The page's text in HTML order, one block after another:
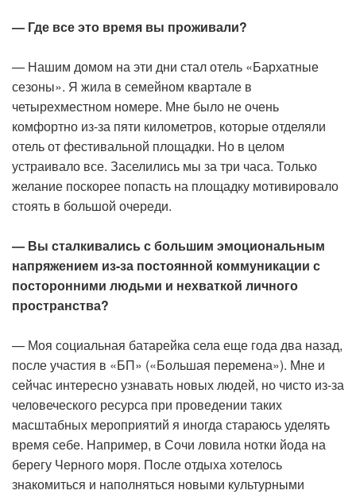
— Где все это время вы проживали?
— Нашим домом на эти дни стал отель «Бархатные
сезоны». Я жила в семейном квартале в
четырехместном номере. Мне было не очень
комфортно из-за пяти километров, которые отделяли
отель от фестивальной площадки. Но в целом
устраивало все. Заселились мы за три часа. Только
желание поскорее попасть на площадку мотивировало
стоять в большой очереди.
— Вы сталкивались с большим эмоциональным
напряжением из-за постоянной коммуникации с
посторонними людьми и нехваткой личного
пространства?
— Моя социальная батарейка села еще года два назад,
после участия в «БП» («Большая перемена»). Мне и
сейчас интересно узнавать новых людей, но чисто из-за
человеческого ресурса при проведении таких
масштабных мероприятий я иногда стараюсь уделять
время себе. Например, в Сочи ловила нотки йода на
берегу Черного моря. После отдыха хотелось
знакомиться и наполняться новыми культурными